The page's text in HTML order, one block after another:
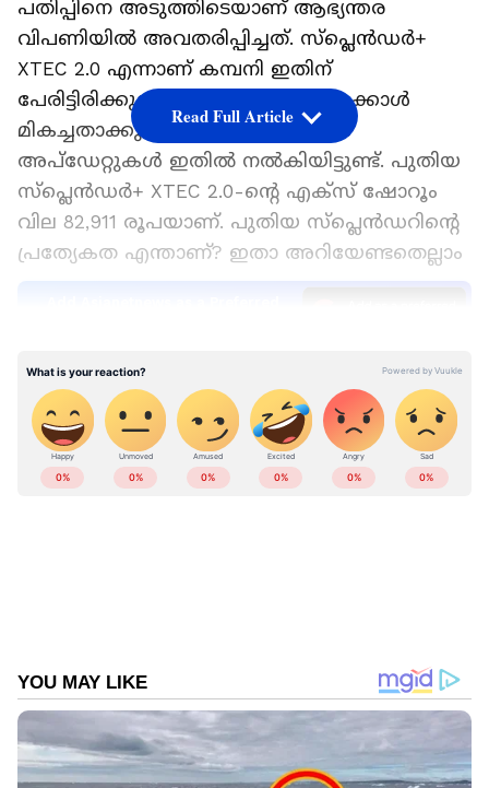
പതിപ്പിനെ അടുത്തിടെയാണ് ആഭ്യന്തര
വിപണിയിൽ അവതരിപ്പിച്ചത്. സ്‌പ്ലെൻഡർ+
XTEC 2.0 എന്നാണ് കമ്പനി ഇതിന്
പേരിട്ടിരിക്കുന്നത്. മുൻ മോഡലിനേക്കാൾ
മികച്ചതാക്കുന്ന ചില കോസ്മെറ്റിക്
അപ്‌ഡേറ്റുകൾ ഇതിൽ നൽകിയിട്ടുണ്ട്. പുതിയ
സ്‌പ്ലെൻഡർ+ XTEC 2.0-ൻ്റെ എക്‌സ് ഷോറൂം
വില 82,911 രൂപയാണ്. പുതിയ സ്‌പ്ലെൻഡറിൻ്റെ
പ്രത്യേകത എന്താണ്? ഇതാ അറിയേണ്ടതെല്ലാം
രൂപത്തെക്കുറിച്ചും ഡിസൈനിനെക്കുറിച്ചും
പറയുമ്പോൾ, കമ്പനി പഴയ അതേ ക്ലാസിക്
ഡിസൈൻ നൽകിയിട്ടുണ്ട്. പുതിയ എൽഇഡി
ഹെഡ്‌ലൈറ്റിന് പുറമെ ഹൈ ഇൻ്റെൻസിറ്റി
സ്പീഡോമീറ്റർ, നീളമുള്ള സീറ്റ്, വലിയ ഗ്ലൗ
ബോക്സ്, യുഎസ്ബി ചാർജിംഗ് പോർട്ട്
എന്നിവ ഇതിനെ കൂടുതൽ മികച്ചതാക്കുന്നു.
Read Full Article